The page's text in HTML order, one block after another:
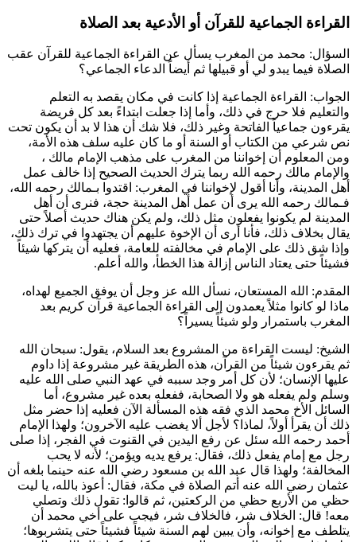
القراءة الجماعية للقرآن أو الأدعية بعد الصلاة
السؤال: محمد من المغرب يسأل عن القراءة الجماعية للقرآن عقب
الصلاة فيما يبدو لي أو قبيلها ثم أيضاً الدعاء الجماعي؟
الجواب: القراءة الجماعية إذا كانت في مكان يقصد به التعلم
والتعليم فلا حرج في ذلك، وأما إذا جعلت ابتداءً بعد كل فريضة
يقرءون جماعياً الفاتحة وغير ذلك، فلا شك أن هذا لا بد أن يكون تحت
نص شرعي من الكتاب أو السنة أو ما كان عليه سلف هذه الأمة،
ومن المعلوم أن إخواننا من المغرب على مذهب الإمام مالك ،
والإمام مالك رحمه الله ربما يترك الحديث الصحيح إذا خالف عمل
أهل المدينة، وأنا أقول لإخواننا في المغرب: اقتدوا بـمالك رحمه الله،
فـمالك رحمه الله يرى أن عمل أهل المدينة حجة، فنرى أن أهل
المدينة لم يكونوا يفعلون مثل ذلك، ولم يكن هناك حديث أصلاً حتى
يقال بخلاف ذلك، فأنا أرى أن الإخوة عليهم أن يجتهدوا في ترك ذلك،
وإذا شق ذلك على الإمام في مخالفته للعامة، فعليه أن يتركها شيئاً
فشيئاً حتى يعتاد الناس إزالة هذا الخطأ، والله أعلم.
المقدم: الله المستعان، نسأل الله عز وجل أن يوفق الجميع لهداه،
ماذا لو كانوا مثلاً يعمدون إلى القراءة الجماعية قرآن كريم بعد
المغرب باستمرار ولو شيئاً يسيراً؟
الشيخ: ليست القراءة من المشروع بعد السلام، يقول: سبحان الله
ثم يقرءون شيئاً من القرآن، هذه الطريقة غير مشروعة إذا داوم
عليها الإنسان؛ لأن كل أمر وجد سببه في عهد النبي صلى الله عليه
وسلم ولم يفعله هو ولا الصحابة، ففعله بعده غير مشروع، أما
السائل الأخ محمد الذي فقه هذه المسألة الآن فعليه إذا حضر مثل
ذلك أن يقرأ أولاً، لماذا؟ لأجل ألا يغضب عليه الآخرون؛ ولهذا الإمام
أحمد رحمه الله سئل عن رفع اليدين في القنوت في الفجر، إذا صلى
رجل مع إمام يفعل ذلك، فقال: يرفع يديه ويؤمن؛ لأنه لا يحب
المخالفة؛ ولهذا قال عبد الله بن مسعود رضي الله عنه حينما بلغه أن
عثمان رضي الله عنه أتم الصلاة في مكة، فقال: أعوذ بالله، يا ليت
حظي من الأربع حظي من الركعتين، ثم قالوا: تقول ذلك وتصلي
معه! قال: الخلاف شر، فالخلاف شر، فيجب على أخي محمد أن
يتلطف مع إخوانه، وأن يبين لهم السنة شيئاً فشيئاً حتى يتشربوها؛